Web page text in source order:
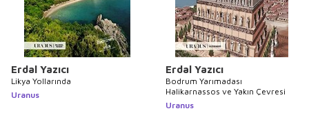
Erdal Yazıcı
Likya Yollarında
Uranus
Erdal Yazıcı
Bodrum Yarımadası
Halikarnassos ve Yakın Çevresi
Uranus